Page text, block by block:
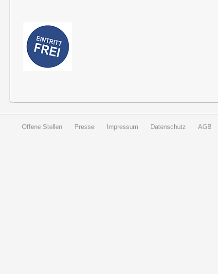
Offene Stellen Presse Impressum Datenschutz AGB